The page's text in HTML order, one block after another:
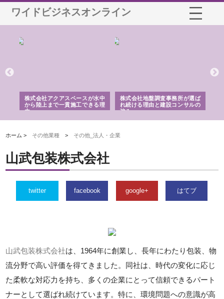
ワイドビジネスオンライン
株式会社アクアスペースが水中
から陸上まで一貫施工できる理
由
株式会社地盤調査事務所が選ば
れ続ける理由と建設コンサルの
強み
ホーム > その他業種 > その他_法人・企業
山武包装株式会社
twitter facebook google+ はてブ
山武包装株式会社は、1964年に創業し、長年にわたり包装、物
流分野で高い評価を得てきました。同社は、時代の変化に応じ
た柔軟な対応力を持ち、多くの企業にとって信頼できるパート
ナーとして選ばれ続けています。特に、環境問題への意識が高